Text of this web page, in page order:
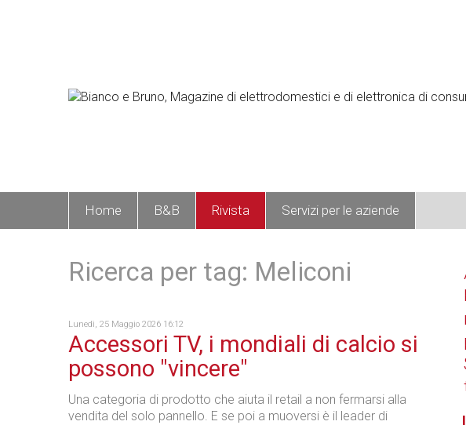
Home B&B Rivista Servizi per le aziende
Ricerca per tag: Meliconi
Lunedì, 25 Maggio 2026 16:12
Accessori TV, i mondiali di calcio si
possono "vincere"
Una categoria di prodotto che aiuta il retail a non fermarsi alla
vendita del solo pannello. E se poi a muoversi è il leader di